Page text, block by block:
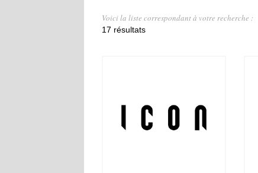
Voici la liste correspondant à votre recherche :
17 résultats